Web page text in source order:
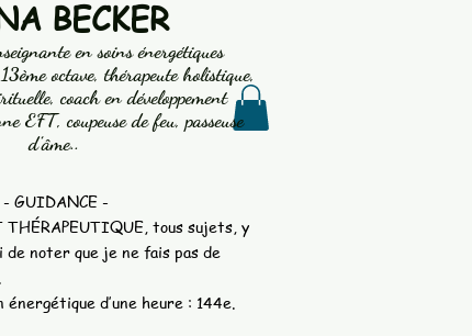
BECKER
en soins énergétiques
octave, thérapeute holistique,
coach en développement
EFT, coupeuse de feu, passeuse
d’âme..
GUIDANCE -
THÉRAPEUTIQUE, tous sujets, y
noter que je ne fais pas de
énergétique d’une heure : 144e.